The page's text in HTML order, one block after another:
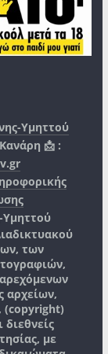
Υμηττού
📩 :
των
αρχείων,
(copyright)
διεθνείς
με